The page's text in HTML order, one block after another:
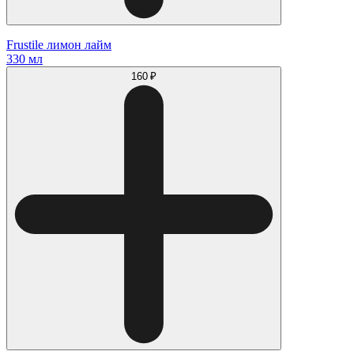
Frustile лимон лайм
330 мл
160 ₽